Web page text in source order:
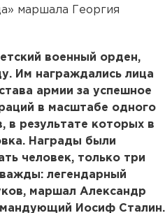
маршала Георгия
военный орден,
Им награждались лица
армии за успешное
в масштабе одного
в результате которых в
Награды были
человек, только три
легендарный
маршал Александр
Иосиф Сталин.